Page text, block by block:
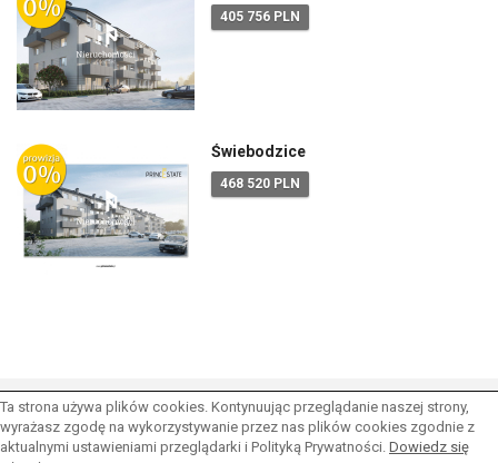
405 756 PLN
Świebodzice
468 520 PLN
Ta strona używa plików cookies. Kontynuując przeglądanie naszej strony,
wyrażasz zgodę na wykorzystywanie przez nas plików cookies zgodnie z
aktualnymi ustawieniami przeglądarki i Polityką Prywatności. Dowiedz się